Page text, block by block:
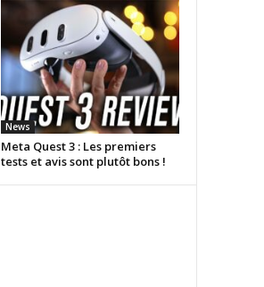
News
Meta Quest 3 : Les premiers
tests et avis sont plutôt bons !